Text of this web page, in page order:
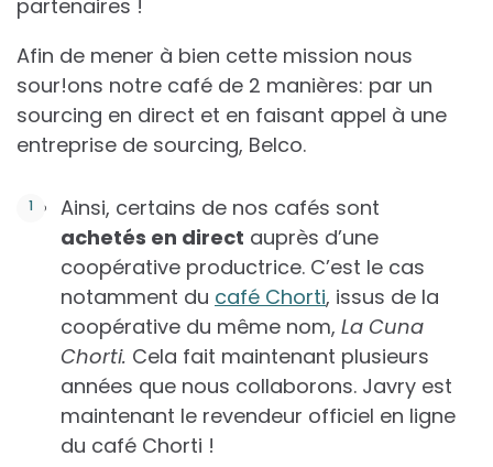
partenaires !
Afin de mener à bien cette mission nous
sour!ons notre café de 2 manières: par un
sourcing en direct et en faisant appel à une
entreprise de sourcing, Belco.
Ainsi, certains de nos cafés sont
achetés en direct auprès d’une
coopérative productrice. C’est le cas
notamment du café Chorti, issus de la
coopérative du même nom, La Cuna
Chorti. Cela fait maintenant plusieurs
années que nous collaborons. Javry est
maintenant le revendeur officiel en ligne
du café Chorti !